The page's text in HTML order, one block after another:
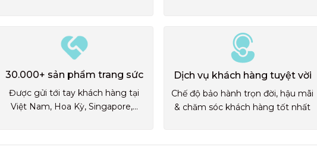
30.000+ sản phẩm trang sức
Được gửi tới tay khách hàng tại
Việt Nam, Hoa Kỳ, Singapore,...
Dịch vụ khách hàng tuyệt vời
Chế độ bảo hành trọn đời, hậu mãi
& chăm sóc khách hàng tốt nhất